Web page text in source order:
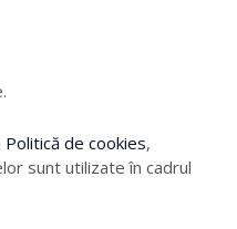
Politică de cookies,
sunt utilizate în cadrul